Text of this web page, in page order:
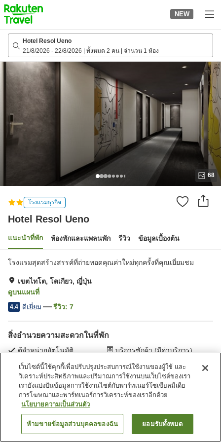
to
top
page
NEW
Hotel Resol Ueno
21/8/2026 - 22/8/2026 ทั้งหมด 2 คน จำนวน 1 ห้อง
68
โรงแรมธุรกิจ
Hotel Resol Ueno
แนะนำที่พัก ห้องพักและแพลนพัก รีวิว ข้อมูลเบื้องต้น
โรงแรมสุดสร้างสรรค์ที่ถ่ายทอดคุณค่าใหม่ทุกครั้งที่คุณเยี่ยมชม
เขตไทโต, โตเกียว, ญี่ปุ่น
ดูบนแผนที่
4.4 ดีเยี่ยม รีวิว: 7
สิ่งอำนวยความสะดวกในที่พัก
ตู้จำหน่ายอัตโนมัติ บริการซักผ้า (มีค่าบริการ)
หน้าแรก ญี่ปุ่น โตเกียว เขตไทโต Hotel Resol Ueno
ค้นหาห้องพัก
เว็บไซต์นี้ใช้คุกกี้เพื่อปรับปรุงประสบการณ์ใช้งานของผู้ใช้ และ
วิเคราะห์ประสิทธิภาพและปริมาณการใช้งานบนเว็บไซต์ของเรา
เรายังแบ่งปันข้อมูลการใช้งานไซต์กับพาร์ทเนอร์โซเชียลมีเดีย
การโฆษณาและพาร์ทเนอร์การวิเคราะห์ของเราอีกด้วย
นโยบายความเป็นส่วนตัว
ห้ามขายข้อมูลส่วนบุคคลของฉัน ยอมรับทั้งหมด